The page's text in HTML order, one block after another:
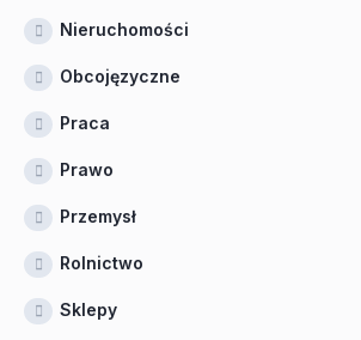
Nieruchomości
Obcojęzyczne
Praca
Prawo
Przemysł
Rolnictwo
Sklepy